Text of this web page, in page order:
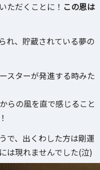
ただくことに！ この恩は
れ、貯蔵されている夢の
スターが発進する時みた
らの風を直で感じること
で、出くわした方は剛運
は現れませんでした(泣)